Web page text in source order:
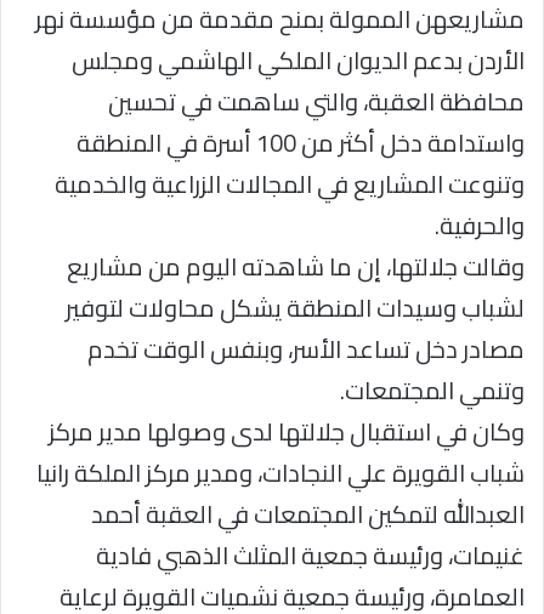
مشاريعهن الممولة بمنح مقدمة من مؤسسة نهر
الأردن بدعم الديوان الملكي الهاشمي ومجلس
محافظة العقبة، والتي ساهمت في تحسين
واستدامة دخل أكثر من 100 أسرة في المنطقة
وتنوعت المشاريع في المجالات الزراعية والخدمية
والحرفية.
وقالت جلالتها، إن ما شاهدته اليوم من مشاريع
لشباب وسيدات المنطقة يشكل محاولات لتوفير
مصادر دخل تساعد الأسر، وبنفس الوقت تخدم
وتنمي المجتمعات.
وكان في استقبال جلالتها لدى وصولها مدير مركز
شباب القويرة علي النجادات، ومدير مركز الملكة رانيا
العبدالله لتمكين المجتمعات في العقبة أحمد
غنيمات، ورئيسة جمعية المثلث الذهبي فادية
العمامرة، ورئيسة جمعية نشميات القويرة لرعاية